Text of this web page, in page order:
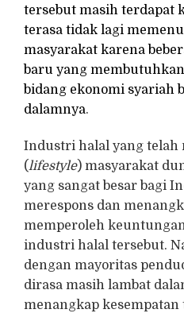
tersebut masih terdapat
terasa tidak lagi
masyarakat karena
baru yang
bidang ekonomi syariah
dalamnya.
Industri halal yang telah
(lifestyle) masyarakat
yang sangat besar bagi
merespons dan
memperoleh
industri halal tersebut.
dengan mayoritas
dirasa masih lambat
menangkap kesempatan